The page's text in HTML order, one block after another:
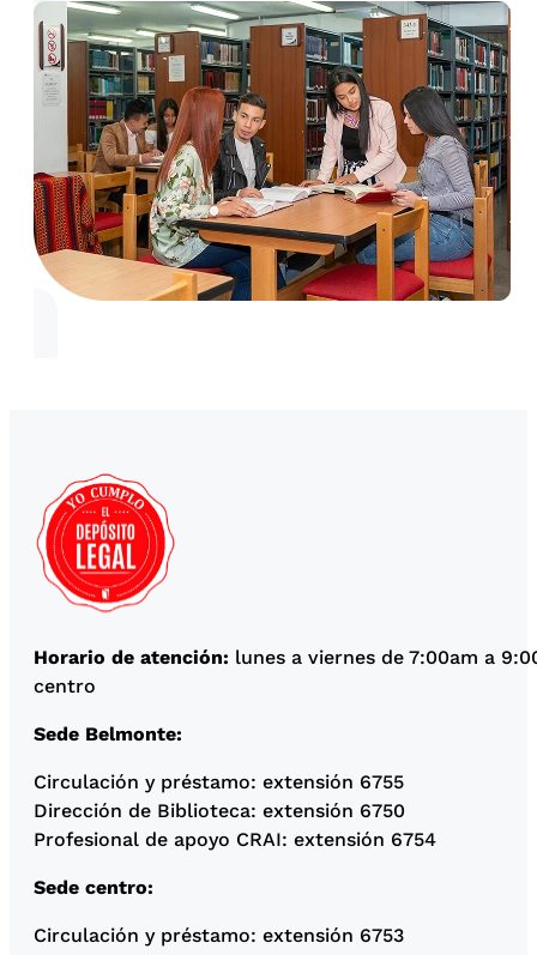
Horario de atención: lunes a viernes de 7:00am a
centro
Sede Belmonte:
Circulación y préstamo: extensión 6755
Dirección de Biblioteca: extensión 6750
Profesional de apoyo CRAI: extensión 6754
Sede centro:
Circulación y préstamo: extensión 6753